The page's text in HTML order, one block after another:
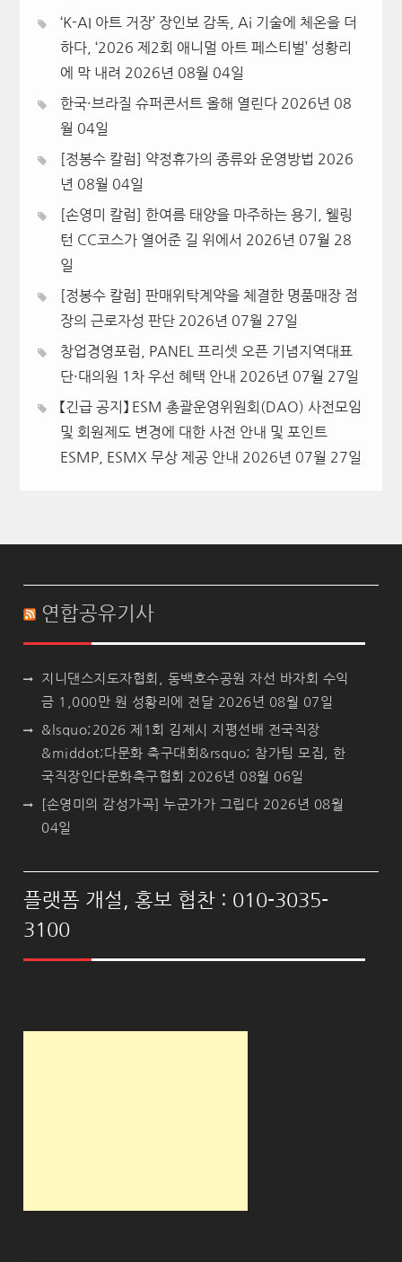
‘K-AI 아트 거장’ 장인보 감독, Ai 기술에 체온을 더
하다, ‘2026 제2회 애니멀 아트 페스티벌’ 성황리
에 막 내려 2026년 08월 04일
한국·브라질 슈퍼콘서트 올해 열린다 2026년 08
월 04일
[정봉수 칼럼] 약정휴가의 종류와 운영방법 2026
년 08월 04일
[손영미 칼럼] 한여름 태양을 마주하는 용기, 웰링
턴 CC코스가 열어준 길 위에서 2026년 07월 28
일
[정봉수 칼럼] 판매위탁계약을 체결한 명품매장 점
장의 근로자성 판단 2026년 07월 27일
창업경영포럼, PANEL 프리셋 오픈 기념지역대표
단·대의원 1차 우선 혜택 안내 2026년 07월 27일
【긴급 공지】 ESM 총괄운영위원회(DAO) 사전모임
및 회원제도 변경에 대한 사전 안내 및 포인트
ESMP, ESMX 무상 제공 안내 2026년 07월 27일
연합공유기사
지니댄스지도자협회, 동백호수공원 자선 바자회 수익
금 1,000만 원 성황리에 전달 2026년 08월 07일
&lsquo;2026 제1회 김제시 지평선배 전국직장
&middot;다문화 축구대회&rsquo; 참가팀 모집, 한
국직장인다문화축구협회 2026년 08월 06일
[손영미의 감성가곡] 누군가가 그립다 2026년 08월
04일
플랫폼 개설, 홍보 협찬 : 010-3035-
3100